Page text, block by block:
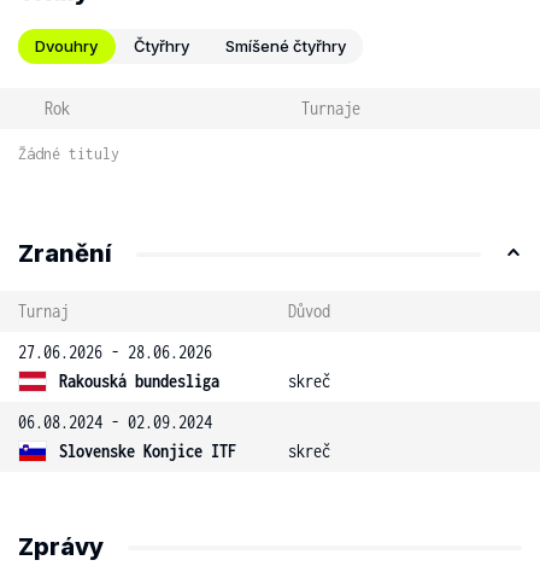
Dvouhry Čtyřhry Smíšené čtyřhry
Rok Turnaje
Žádné tituly
Zranění
Turnaj
Důvod
27.06.2026 - 28.06.2026
Rakouská bundesliga
skreč
06.08.2024 - 02.09.2024
Slovenske Konjice ITF
skreč
Zprávy